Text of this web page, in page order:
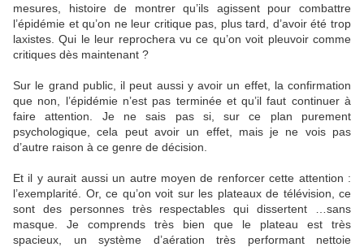
mesures, histoire de montrer qu’ils agissent pour combattre
l’épidémie et qu’on ne leur critique pas, plus tard, d’avoir été trop
laxistes. Qui le leur reprochera vu ce qu’on voit pleuvoir comme
critiques dès maintenant ?
Sur le grand public, il peut aussi y avoir un effet, la confirmation
que non, l’épidémie n’est pas terminée et qu’il faut continuer à
faire attention. Je ne sais pas si, sur ce plan purement
psychologique, cela peut avoir un effet, mais je ne vois pas
d’autre raison à ce genre de décision.
Et il y aurait aussi un autre moyen de renforcer cette attention :
l’exemplarité. Or, ce qu’on voit sur les plateaux de télévision, ce
sont des personnes très respectables qui dissertent …sans
masque. Je comprends très bien que le plateau est très
spacieux, un système d’aération très performant nettoie